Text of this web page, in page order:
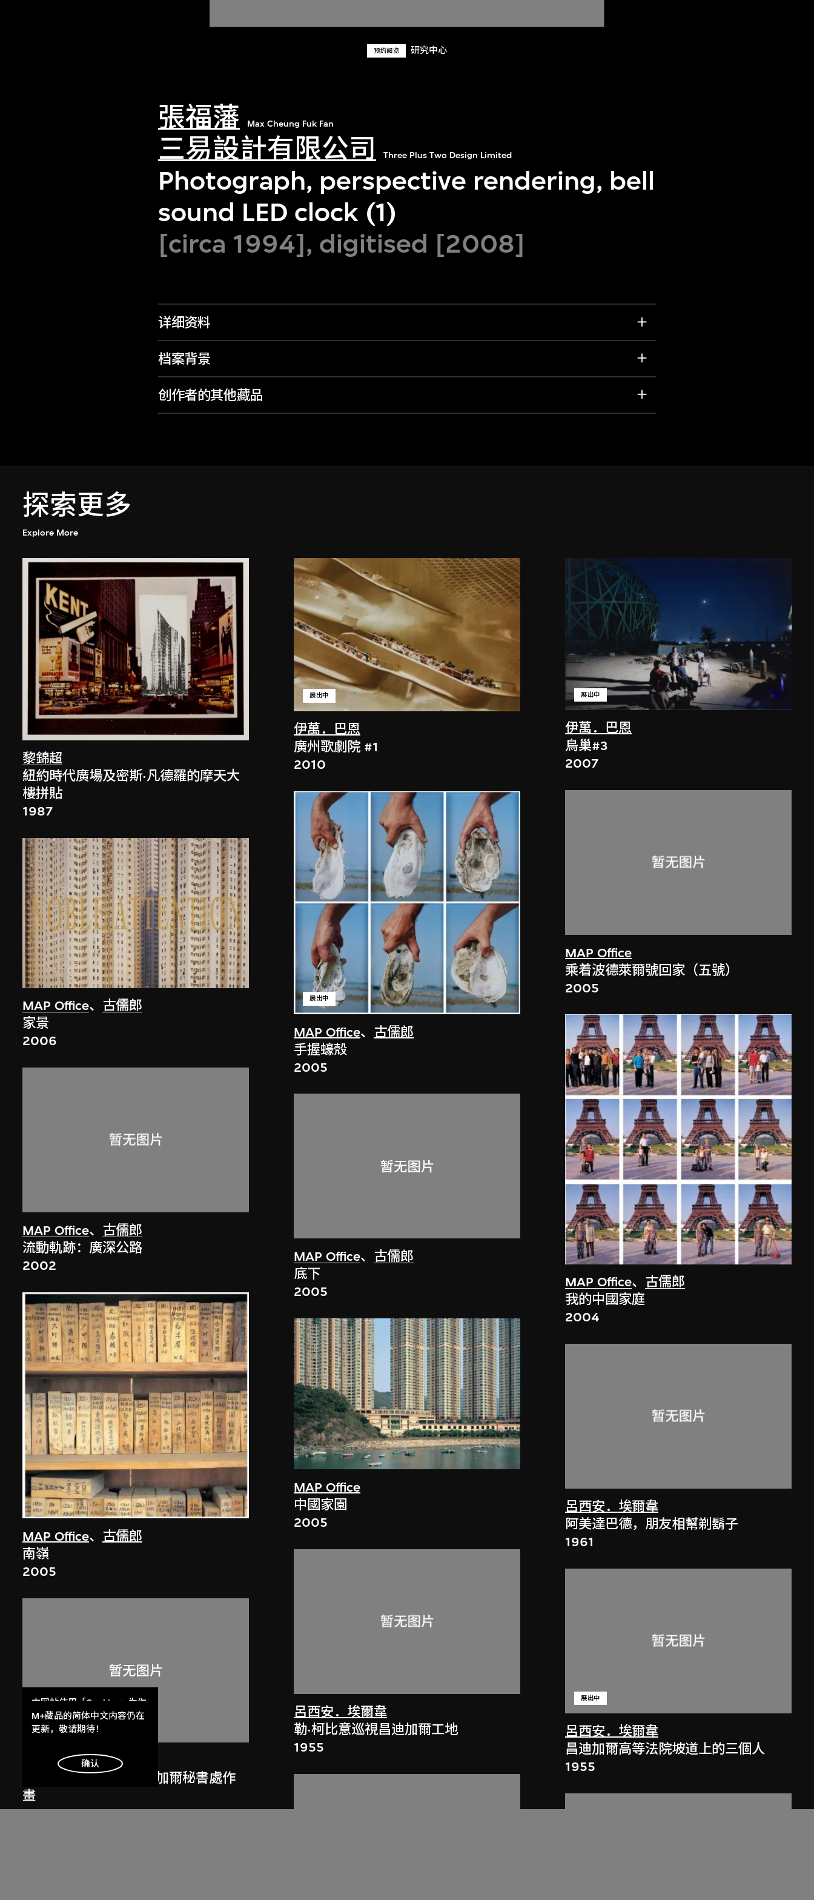
预约阅览 研究中心
張福藩 Max Cheung Fuk Fan
三易設計有限公司 Three Plus Two Design Limited
Photograph, perspective rendering, bell
sound LED clock (1)
[circa 1994], digitised [2008]
详细资料
档案背景
创作者的其他藏品
探索更多
Explore More
黎錦超
紐約時代廣場及密斯·凡德羅的摩天大
樓拼貼
1987
MAP Office、 古儒郎
家景
2006
MAP Office、 古儒郎
流動軌跡：廣深公路
2002
MAP Office、 古儒郎
南嶺
2005
呂西安．埃爾韋
勒．柯比意於印度昌迪加爾秘書處作
畫
1955
伊萬．巴恩
展出中
廣州歌劇院 #1
2010
MAP Office、 古儒郎
展出中
手握蠔殼
2005
MAP Office、 古儒郎
底下
2005
MAP Office
中國家園
2005
呂西安．埃爾韋
勒·柯比意巡視昌迪加爾工地
1955
伊萬．巴恩
展出中
鳥巢#3
2007
MAP Office
乘着波德萊爾號回家（五號）
2005
MAP Office、 古儒郎
我的中國家庭
2004
呂西安．埃爾韋
阿美達巴德，朋友相幫剃鬍子
1961
呂西安．埃爾韋
展出中
昌迪加爾高等法院坡道上的三個人
1955
本网站使用「Cookies」为你
提供最好的网站体验。
了解更多
明白
M+藏品的简体中文内容仍在
更新，敬请期待！
确认